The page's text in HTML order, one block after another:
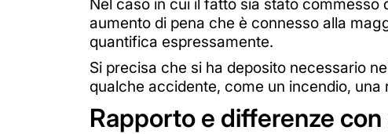
aumento di pena che è connesso alla
quantifica espressamente.
Si precisa che si ha deposito necessario
qualche accidente, come un incendio,
Rapporto e differenze